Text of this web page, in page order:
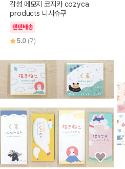
감성 메모지 코지카 cozyca
products 니시슈쿠
텐텐배송
5.0 (7)